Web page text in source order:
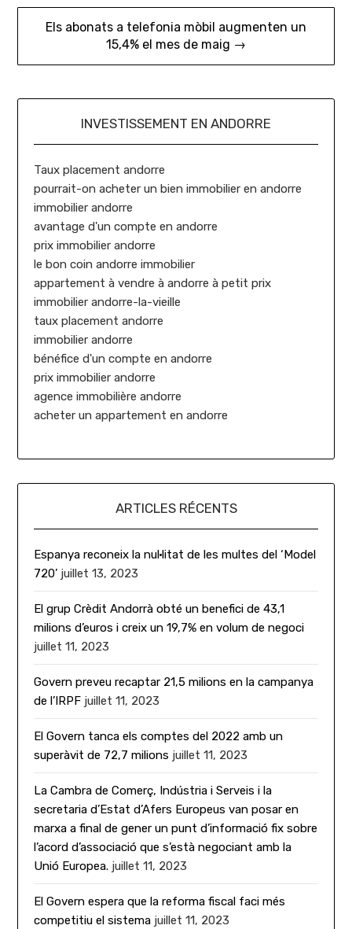
l’article
Els abonats a telefonia mòbil augmenten un
15,4% el mes de maig →
INVESTISSEMENT EN ANDORRE
Taux placement andorre
pourrait-on acheter un bien immobilier en andorre
immobilier andorre
avantage d'un compte en andorre
prix immobilier andorre
le bon coin andorre immobilier
appartement à vendre à andorre à petit prix
immobilier andorre-la-vieille
taux placement andorre
immobilier andorre
bénéfice d'un compte en andorre
prix immobilier andorre
agence immobilière andorre
acheter un appartement en andorre
ARTICLES RÉCENTS
Espanya reconeix la nul·litat de les multes del ‘Model
720’ juillet 13, 2023
El grup Crèdit Andorrà obté un benefici de 43,1
milions d’euros i creix un 19,7% en volum de negoci
juillet 11, 2023
Govern preveu recaptar 21,5 milions en la campanya
de l’IRPF juillet 11, 2023
El Govern tanca els comptes del 2022 amb un
superàvit de 72,7 milions juillet 11, 2023
La Cambra de Comerç, Indústria i Serveis i la
secretaria d’Estat d’Afers Europeus van posar en
marxa a final de gener un punt d’informació fix sobre
l’acord d’associació que s’està negociant amb la
Unió Europea. juillet 11, 2023
El Govern espera que la reforma fiscal faci més
competitiu el sistema juillet 11, 2023